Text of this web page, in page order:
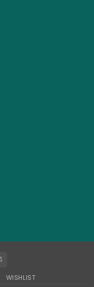
Delivery
WISHLIST